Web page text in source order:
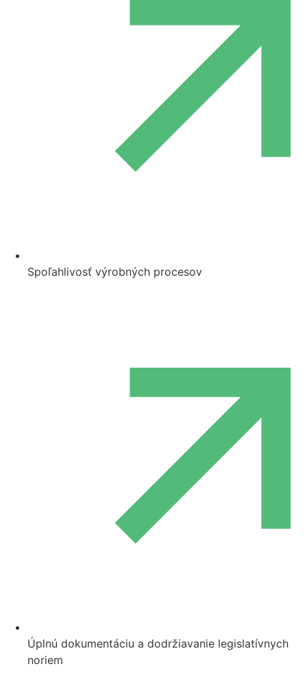
Spoľahlivosť výrobných procesov
Úplnú dokumentáciu a dodržiavanie legislatívnych
noriem